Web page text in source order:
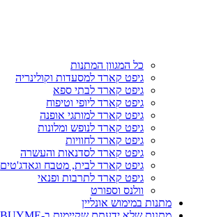
כל המגוון המתנות
גיפט קארד למסעדות וקולינריה
גיפט קארד לבתי ספא
גיפט קארד ליופי וטיפוח
גיפט קארד למותגי אופנה
גיפט קארד לנופש ומלונות
גיפט קארד לחוויות
גיפט קארד לסדנאות והעשרה
גיפט קארד לבית, מטבח וגאדג'טים
גיפט קארד לתרבות ופנאי
וולנס וספורט
מתנות במימוש אונליין